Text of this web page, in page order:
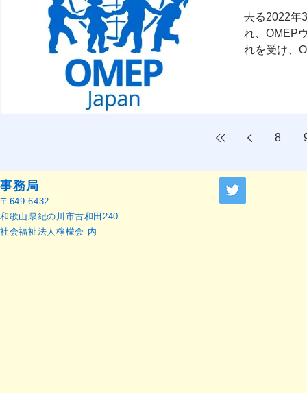
去る2022年
れ、OMEP
れを受け、
8
事務局
〒649-6432
和歌山県紀の川市古和田240
社会福祉法人檸檬会 内